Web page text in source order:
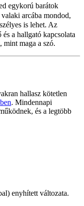
egykorú barátok
arcába mondod,
is lehet. Az
és a hallgató kapcsolata
mint maga a szó.
hallasz kötetlen
. Mindennapi
és a legtöbb
enyhített változata.